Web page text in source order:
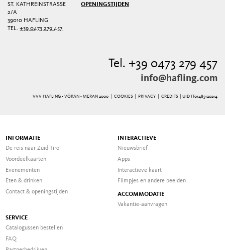
ST. KATHREINSTRASSE 2
/A
39010 HAFLING
TEL.+39 0473 279 457
OPENINGSTIJDEN
Tel. +39 0473 279 457
info@hafling.com
VVV HAFLING - VÖRAN - MERAN 2000 | COOKIES| PRIVACY| CREDITS | UID IT01485120214
INFORMATIE
De reis naar Zuid-Tirol
Voordeelkaarten
Evenementen
Eten & drinken
Contact & openingstijden
INTERACTIEVE
Nieuwsbrief
Apps
Interactieve kaart
Filmpjes en andere beelden
ACCOMMODATIE
Vakantie-aanvragen
SERVICE
Catalogussen bestellen
FAQ